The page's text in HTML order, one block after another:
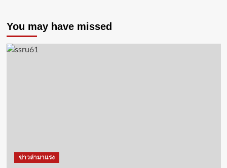
You may have missed
ข่าวล่ามาแรง